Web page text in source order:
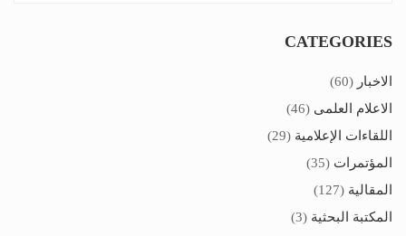
CATEGORIES
الاخبار (60)
الاعلام العلمى (46)
اللقاءات الإعلامية (29)
المؤتمرات (35)
المقالية (127)
المكتبة البحثية (3)